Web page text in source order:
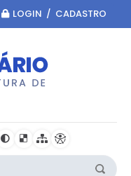
LOGIN / CADASTRO